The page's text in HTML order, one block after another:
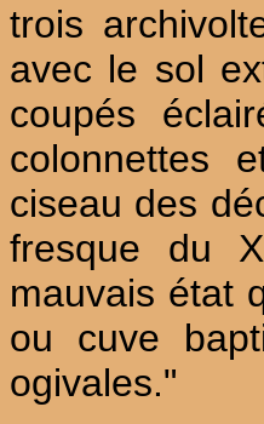
trois
avec le sol
coupés
colonnettes
ciseau des
fresque du
mauvais état
ou cuve
ogivales."